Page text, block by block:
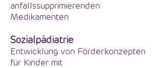
anfallssupprimierenden
Medikamenten
Sozialpädiatrie
Entwicklung von Förderkonzepten
für Kinder mit